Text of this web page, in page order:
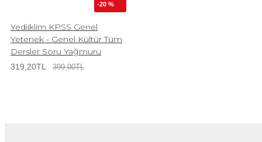
-20 %
Yediiklim KPSS Genel
Yetenek - Genel Kültür Tüm
Dersler Soru Yağmuru
319,20TL 399,00TL